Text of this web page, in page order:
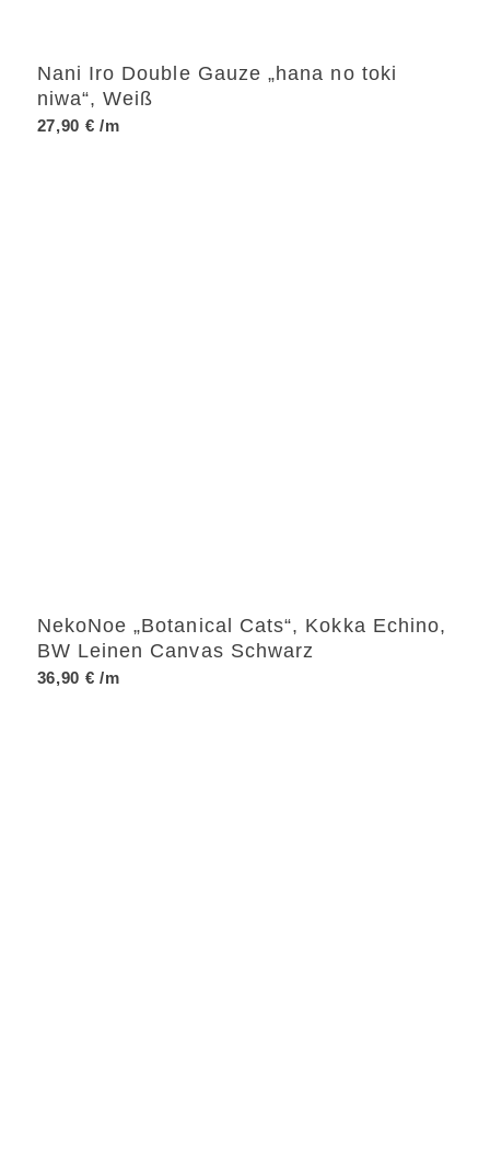
Nani Iro Double Gauze „hana no toki
niwa“, Weiß
27,90 € /m
NekoNoe „Botanical Cats“, Kokka Echino,
BW Leinen Canvas Schwarz
36,90 € /m